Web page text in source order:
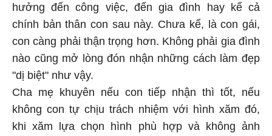
hưởng đến công việc, đến gia đình hay kể cả
chính bản thân con sau này. Chưa kể, là con gái,
con càng phải thận trọng hơn. Không phải gia đình
nào cũng mở lòng đón nhận những cách làm đẹp
"dị biệt" như vậy.
Cha mẹ khuyên nếu con tiếp nhận thì tốt, nếu
không con tự chịu trách nhiệm với hình xăm đó,
khi xăm lựa chọn hình phù hợp và không ảnh